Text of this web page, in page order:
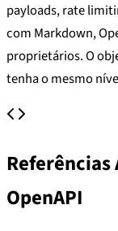
payloads, rate
com Markdown,
proprietários. O
tenha o mesmo
Referências
OpenAPI